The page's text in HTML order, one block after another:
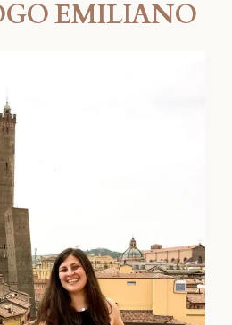
EMILIANO